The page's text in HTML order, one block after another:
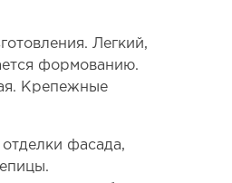
Легкий,
формованию.
Крепежные
фасада,